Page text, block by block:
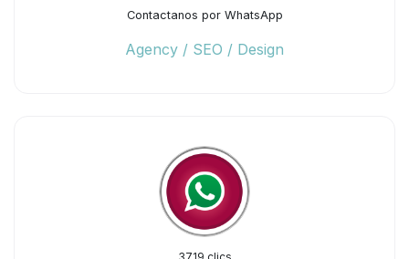
Contactanos por WhatsApp
Agency / SEO / Design